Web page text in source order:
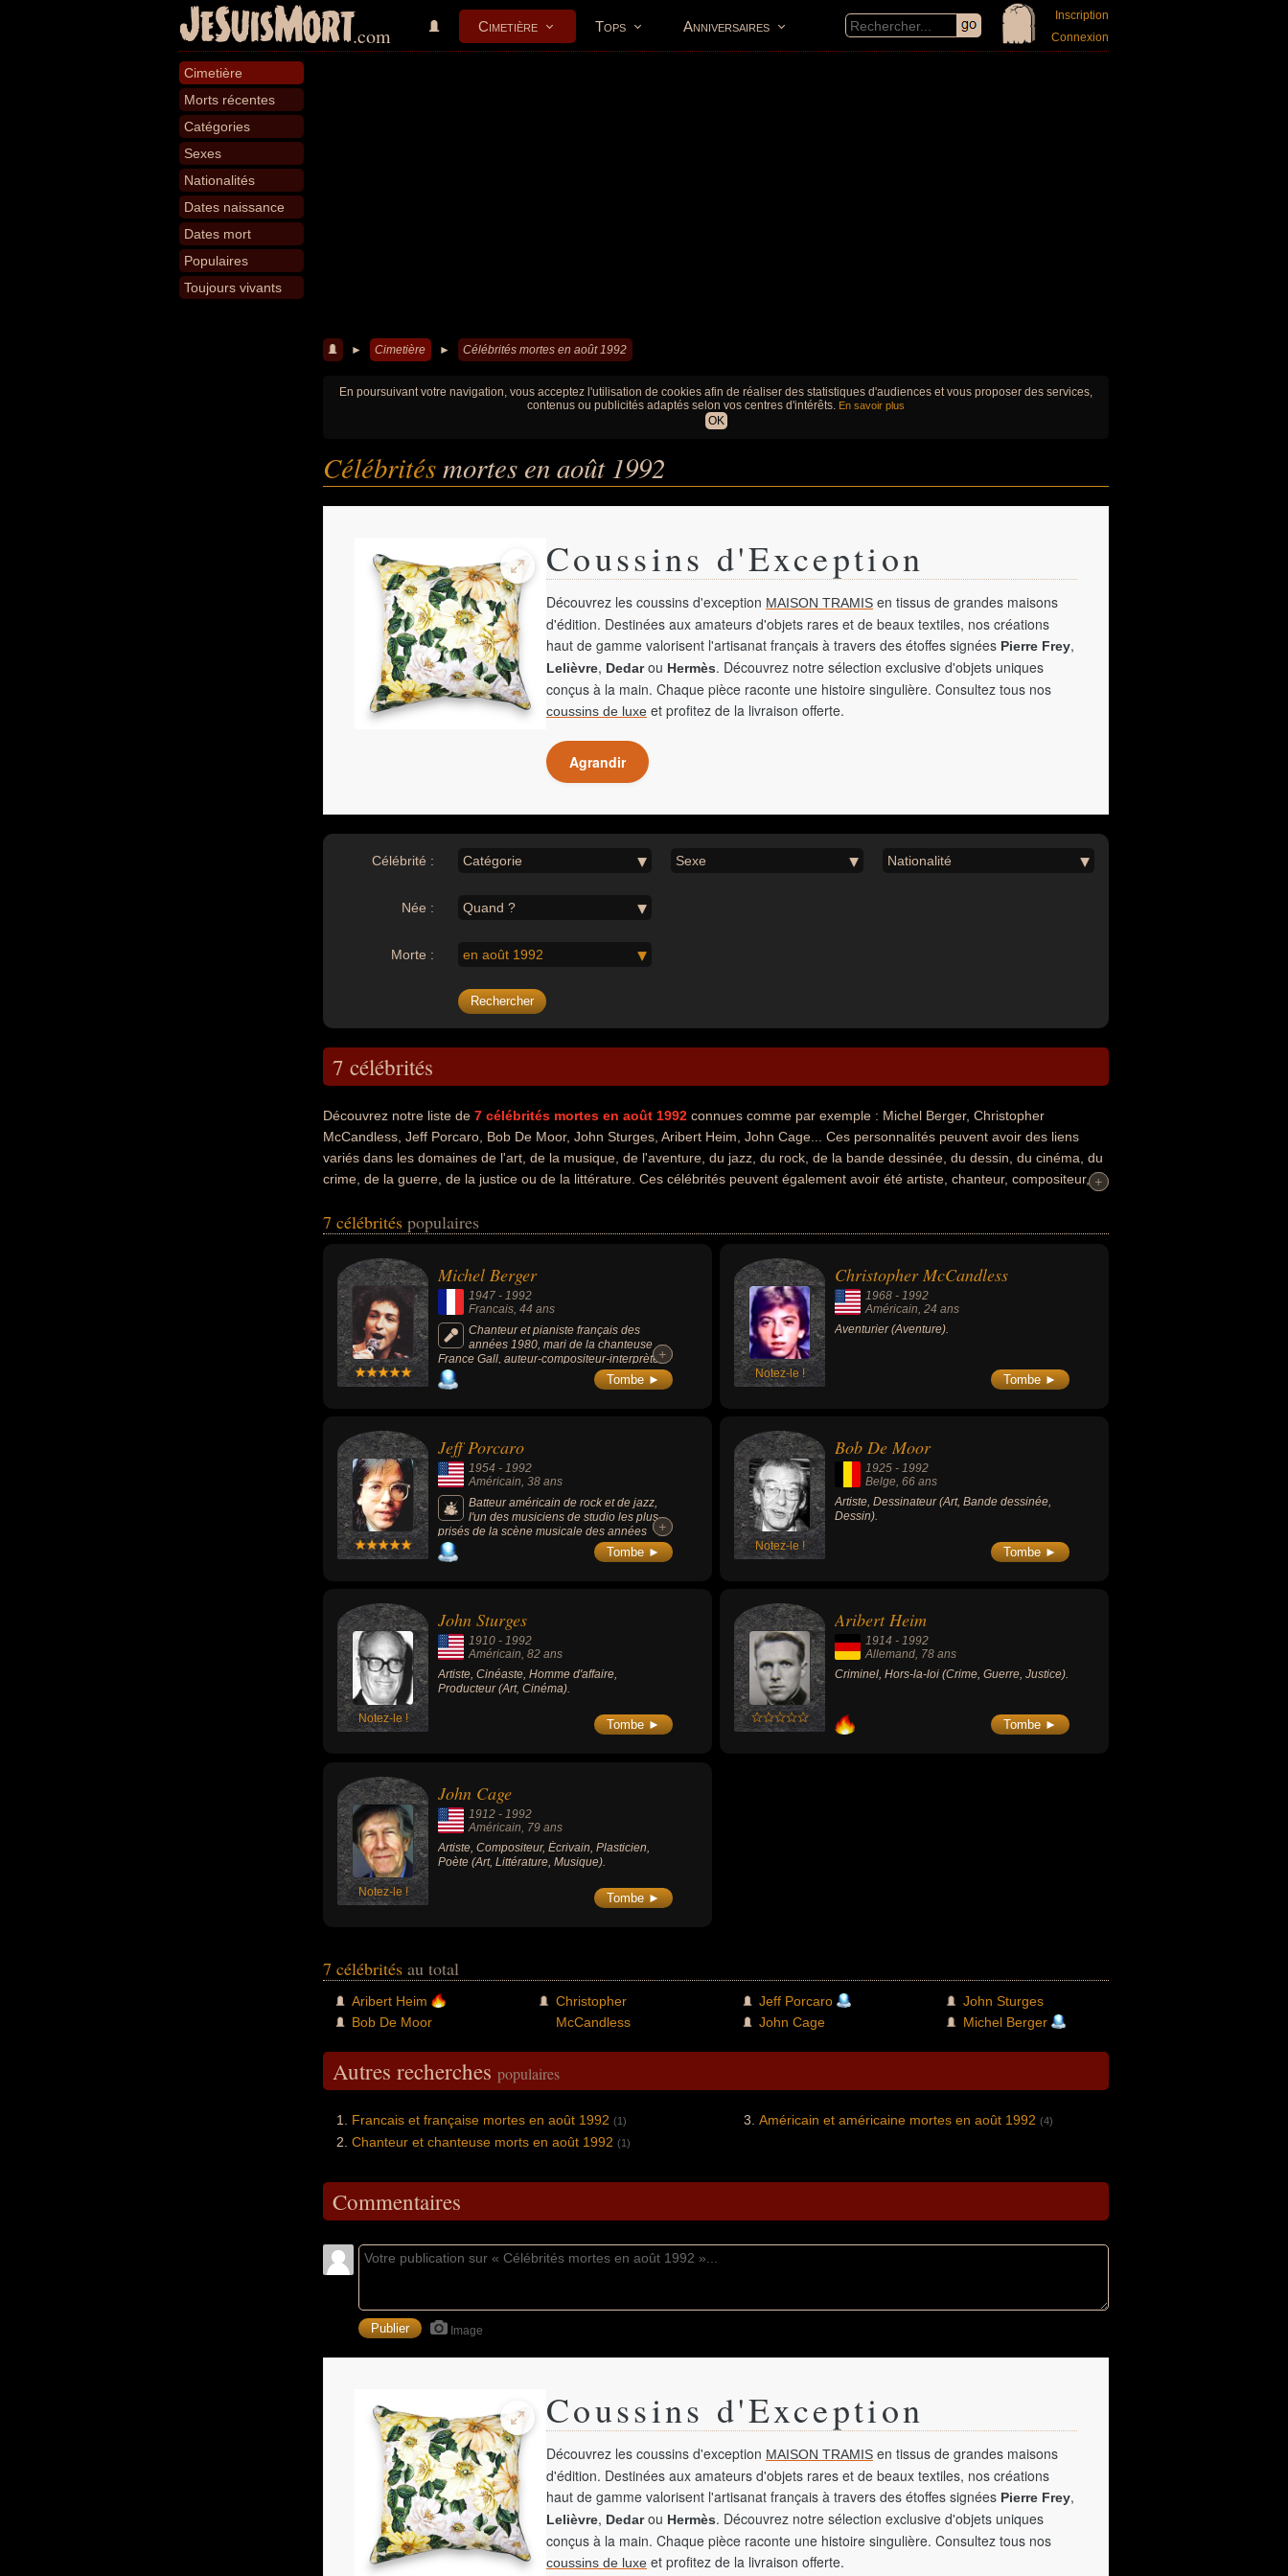
JeSuisMort.com Cimetière Tops Anniversaires
Inscription
Connexion
Cimetière
Morts récentes
Catégories
Sexes
Nationalités
Dates naissance
Dates mort
Populaires
Toujours vivants
► Cimetière ► Célébrités mortes en août 1992
En poursuivant votre navigation, vous acceptez l'utilisation de cookies afin de réaliser des statistiques d'audiences et vous proposer des services,
contenus ou publicités adaptés selon vos centres d'intérêts. En savoir plus
OK
Célébritésmortes en août 1992
Coussins d'Exception
Découvrez les coussins d'exception MAISON TRAMIS en tissus de grandes maisons
d'édition. Destinées aux amateurs d'objets rares et de beaux textiles, nos créations
haut de gamme valorisent l'artisanat français à travers des étoffes signées Pierre Frey,
Lelièvre, Dedarou Hermès. Découvrez notre sélection exclusive d'objets uniques
conçus à la main. Chaque pièce raconte une histoire singulière. Consultez tous nos
coussins de luxe et profitez de la livraison offerte.
Agrandir
Célébrité : Catégorie Sexe Nationalité
Née : Quand ?
Morte : en août 1992
7 célébrités
Découvrez notre liste de 7 célébrités mortes en août 1992 connues comme par exemple : Michel Berger, Christopher
McCandless, Jeff Porcaro, Bob De Moor, John Sturges, Aribert Heim, John Cage... Ces personnalités peuvent avoir des liens
variés dans les domaines de l'art, de la musique, de l'aventure, du jazz, du rock, de la bande dessinée, du dessin, du cinéma, du
crime, de la guerre, de la justice ou de la littérature. Ces célébrités peuvent également avoir été artiste, chanteur, compositeur,
producteur, criminel, hors-la-loi, écrivain, plasticien ou poète. En ce qui concerne leurs nationalités au moment de leurs morts, ils
+
+
7 célébrités populaires
Michel Berger
1947 - 1992
Francais, 44 ans
Chanteur et pianiste français des
années 1980, mari de la chanteuse
France Gall, auteur-compositeur-interprète,
ses chansons les + célèbres sont « Le
Paradis blanc » (1990), « Seras-Tu Là »
Plamondon) l'opéra-rock Starmania (1979).
+
+
Tombe ► Notez-le !
Christopher McCandless
1968 -1992
Américain, 24 ans
Aventurier (Aventure).
Tombe ►
Jeff Porcaro
1954 - 1992
Américain, 38 ans
Batteur américain de rock et de jazz,
l'un des musiciens de studio les plus
prisés de la scène musicale des années
1970 avant de fonder en 1976, avec David
Paich, le groupe rock Toto en 1976 qui
+
+
Tombe ► Notez-le !
Bob De Moor
1925 -1992
Belge, 66 ans
Artiste, Dessinateur (Art, Bande dessinée,
Dessin).
Tombe ►
Notez-le !
John Sturges
1910 - 1992
Américain, 82 ans
Artiste, Cinéaste, Homme d'affaire,
Producteur (Art, Cinéma).
Tombe ►
Aribert Heim
1914 -1992
Allemand, 78 ans
Criminel, Hors-la-loi (Crime, Guerre, Justice).
Tombe ►
Notez-le !
John Cage
1912 - 1992
Américain , 79 ans
Artiste, Compositeur, Écrivain, Plasticien,
Poète (Art, Littérature, Musique).
Tombe ►
7 célébrités au total
Aribert Heim
Bob De Moor
Christopher
McCandless
Jeff Porcaro
John Cage
John Sturges
Michel Berger
Autres recherches populaires
Francais et française mortes en août 1992 (1)
Chanteur et chanteuse morts en août 1992 (1)
Américain et américaine mortes en août 1992 (4)
Commentaires
Image
Coussins d'Exception
Découvrez les coussins d'exception MAISON TRAMIS en tissus de grandes maisons
d'édition. Destinées aux amateurs d'objets rares et de beaux textiles, nos créations
haut de gamme valorisent l'artisanat français à travers des étoffes signées Pierre Frey,
Lelièvre, Dedarou Hermès. Découvrez notre sélection exclusive d'objets uniques
conçus à la main. Chaque pièce raconte une histoire singulière. Consultez tous nos
coussins de luxe et profitez de la livraison offerte.